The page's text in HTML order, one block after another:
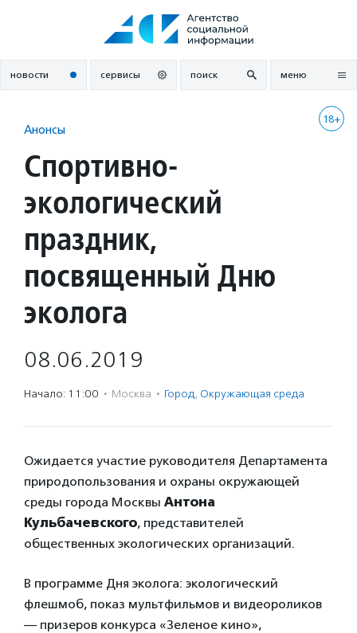
новости сервисы поиск меню
18+
Анонсы
Спортивно-
экологический
праздник,
посвященный Дню
эколога
08.06.2019
Начало: 11:00 · Москва · Город, Окружающая среда
Ожидается участие руководителя Департамента
природопользования и охраны окружающей
среды города Москвы Антона
Кульбачевского, представителей
общественных экологических организаций.
В программе Дня эколога: экологический
флешмоб, показ мультфильмов и видеороликов
— призеров конкурса «Зеленое кино»,